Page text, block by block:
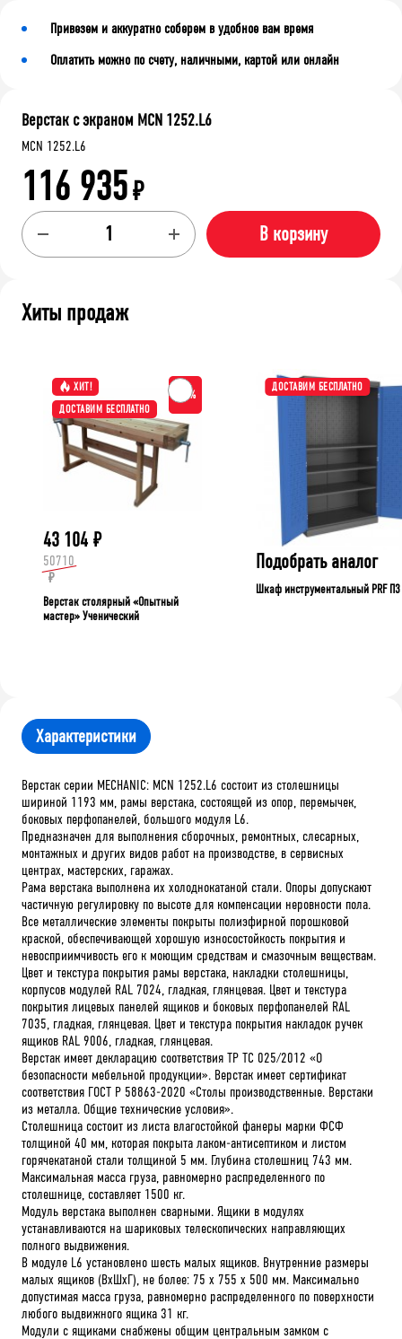
Привезем и аккуратно соберем в удобное вам время
Оплатить можно по счету, наличными, картой или онлайн
Верстак с экраном MCN 1252.L6
MCN 1252.L6
116 935₽
В корзину
Хиты продаж
ХИТ!
ДОСТАВИМ БЕСПЛАТНО
-15%
43 104 ₽
50710
₽
Верстак столярный «Опытный
мастер» Ученический
ДОСТАВИМ БЕСПЛАТНО
Подобрать аналог
Шкаф инструментальный PRF П3
Характеристики
Верстак серии MECHANIC: MCN 1252.L6 состоит из столешницы
шириной 1193 мм, рамы верстака, состоящей из опор, перемычек,
боковых перфопанелей, большого модуля L6.
Предназначен для выполнения сборочных, ремонтных, слесарных,
монтажных и других видов работ на производстве, в сервисных
центрах, мастерских, гаражах.
Рама верстака выполнена их холоднокатаной стали. Опоры допускают
частичную регулировку по высоте для компенсации неровности пола.
Все металлические элементы покрыты полиэфирной порошковой
краской, обеспечивающей хорошую износостойкость покрытия и
невосприимчивость его к моющим средствам и смазочным веществам.
Цвет и текстура покрытия рамы верстака, накладки столешницы,
корпусов модулей RAL 7024, гладкая, глянцевая. Цвет и текстура
покрытия лицевых панелей ящиков и боковых перфопанелей RAL
7035, гладкая, глянцевая. Цвет и текстура покрытия накладок ручек
ящиков RAL 9006, гладкая, глянцевая.
Верстак имеет декларацию соответствия ТР ТС 025/2012 «О
безопасности мебельной продукции». Верстак имеет сертификат
соответствия ГОСТ Р 58863-2020 «Столы производственные. Верстаки
из металла. Общие технические условия».
Столешница состоит из листа влагостойкой фанеры марки ФСФ
толщиной 40 мм, которая покрыта лаком-антисептиком и листом
горячекатаной стали толщиной 5 мм. Глубина столешниц 743 мм.
Максимальная масса груза, равномерно распределенного по
столешнице, составляет 1500 кг.
Модуль верстака выполнен сварными. Ящики в модулях
устанавливаются на шариковых телескопических направляющих
полного выдвижения.
В модуле L6 установлено шесть малых ящиков. Внутренние размеры
малых ящиков (ВхШхГ), не более: 75 х 755 х 500 мм. Максимально
допустимая масса груза, равномерно распределенного по поверхности
любого выдвижного ящика 31 кг.
Модули с ящиками снабжены общим центральным замком с